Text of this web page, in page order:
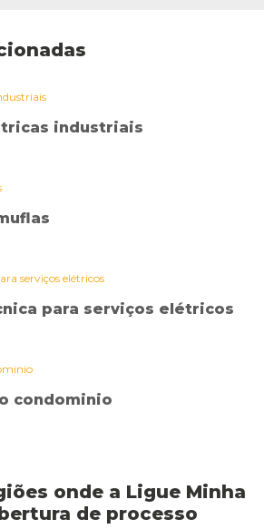
industriais
para serviços elétricos
condominio
onde a Ligue Minha
de processo